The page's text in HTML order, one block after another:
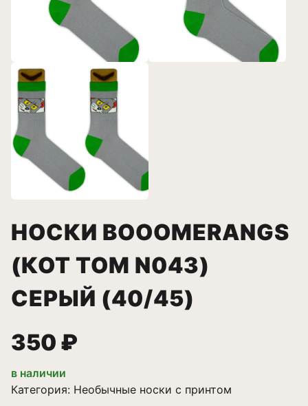
НОСКИ BOOOMERANGS
(КОТ ТОМ N043)
СЕРЫЙ (40/45)
350 ₽
в наличии
Категория: Необычные носки с принтом